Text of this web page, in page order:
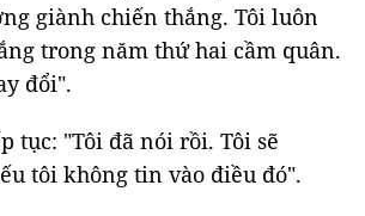
giành chiến thắng. Tôi luôn
trong năm thứ hai cầm quân.
đổi".
tục: "Tôi đã nói rồi. Tôi sẽ
tôi không tin vào điều đó".